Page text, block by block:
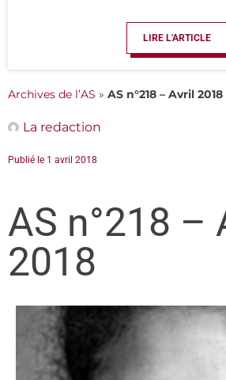
LIRE L'ARTICLE
Archives de l’AS » AS n°218 – Avril 2018
La redaction
Publié le 1 avril 2018
AS n°218 –
2018